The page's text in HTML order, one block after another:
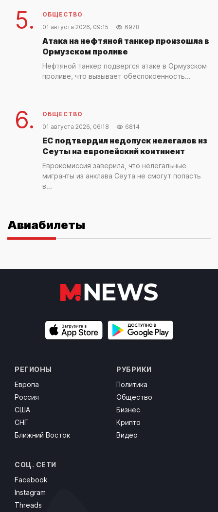
5.
ОБЩЕСТВО
01 августа 2026, 09:15
6978
Атака на нефтяной танкер произошла в
Ормузском проливе
Нефтяной танкер подвергся атаке в Ормузском
проливе, что вызывает обеспокоенность...
6.
ОБЩЕСТВО
01 августа 2026, 06:18
6814
ЕС подтвердил недопуск нелегалов из
Сеуты на европейский континент
Еврокомиссия заверила, что нелегальные
мигранты из анклава Сеута не смогут попасть
в...
Авиабилеты
РЕГИОНЫ
Европа
Россия
США
СНГ
Ближний Восток
РУБРИКИ
Политика
Общество
Бизнес
Крипто
Видео
СОЦ. СЕТИ
Facebook
Instagram
Threads